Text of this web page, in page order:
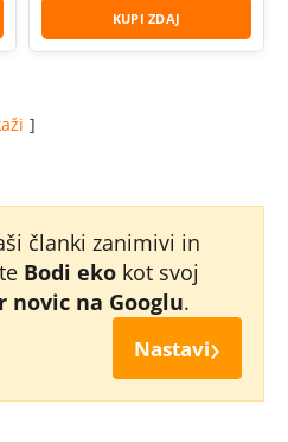
KUPI ZDAJ
članki zanimivi in
Bodi eko kot svoj
na Googlu.
Nastavi›